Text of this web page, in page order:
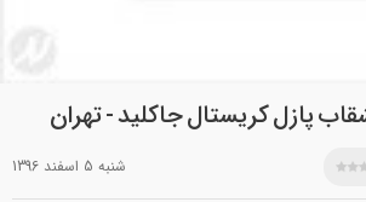
پازل کریستال جاکلید - تهران
شنبه 5 اسفند 1396